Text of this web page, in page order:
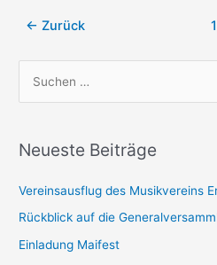
Seitennummerierung
Beiträge
← Zurück 1
h
n
n
a
Neueste Beiträge
Vereinsausflug des Musikvereins
Rückblick auf die
Einladung Maifest